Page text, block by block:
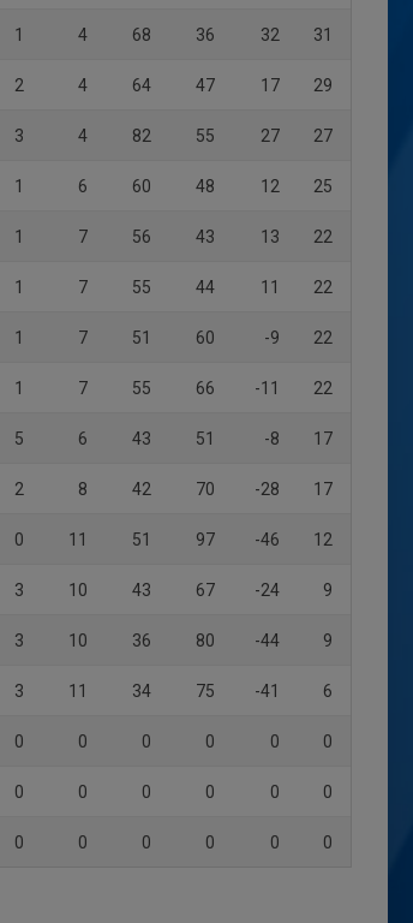
1 4 68 36 32 31
2 4 64 47 17 29
3 4 82 55 27 27
1 6 60 48 12 25
1 7 56 43 13 22
1 7 55 44 11 22
1 7 51 60 -9 22
1 7 55 66 -11 22
5 6 43 51 -8 17
2 8 42 70 -28 17
0 11 51 97 -46 12
3 10 43 67 -24 9
3 10 36 80 -44 9
3 11 34 75 -41 6
0 0 0 0 0 0
0 0 0 0 0 0
0 0 0 0 0 0